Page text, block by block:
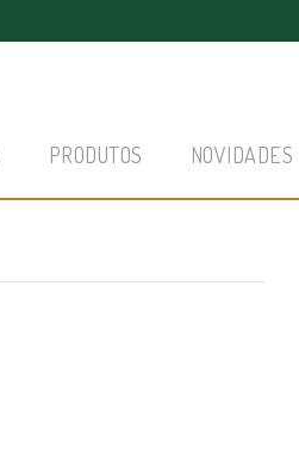
PRODUTOS NOVIDADES